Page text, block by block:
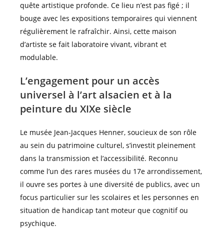
quête artistique profonde. Ce lieu n’est pas figé ; il
bouge avec les expositions temporaires qui viennent
régulièrement le rafraîchir. Ainsi, cette maison
d’artiste se fait laboratoire vivant, vibrant et
modulable.
L’engagement pour un accès
universel à l’art alsacien et à la
peinture du XIXe siècle
Le musée Jean-Jacques Henner, soucieux de son rôle
au sein du patrimoine culturel, s’investit pleinement
dans la transmission et l’accessibilité. Reconnu
comme l’un des rares musées du 17e arrondissement,
il ouvre ses portes à une diversité de publics, avec un
focus particulier sur les scolaires et les personnes en
situation de handicap tant moteur que cognitif ou
psychique.